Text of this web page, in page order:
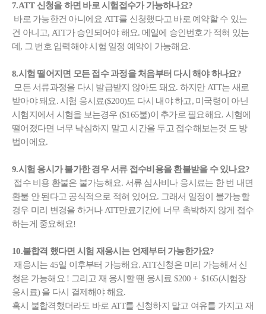
7.ATT 신청을 하면 바로 시험접수가 가능하나요?
바로 가능한건 아니에요 ATT를 신청했다고 바로 예약할 수 있는
건 아니고, ATT가 승인 되어야 해요. 메일에 승인번호가 적혀 있는
데, 그 번호 입력해야 시험 일정 예약이 가능해요.
8.시험 떨어지면 모든 접수 과정을 처음부터 다시 해야 하나요?
모든 서류과정을 다시 발급받지 않아도 돼요. 하지만 ATT는 새로
받아야 돼요.시험 응시료($200)도 다시 내야 하고, 미국령이 아닌
시험지에서 시험을 보는경우 ($165불)이 추가로 필요해요. 시험에
떨어졌다면 너무 낙심하지 말고 시간을 두고 접수해보는것 도 방
법이에요.
9.시험 응시가 불가한 경우 서류 접수비용을 환불받을 수 있나요?
접수 비용 환불은 불가능해요. 서류 심사비나 응시료는 한 번 내면
환불 안 된다고 공식적으로 적혀 있어요. 그래서 일정이 불가능할
경우 미리 변경을 하거나 ATT만료기간에 너무 촉박하지 않게 접수
하는게 중요해요!
10.불합격 했다면 시험 재응시는 언제부터 가능한가요?
재응시는 45일 이후부터 가능해요. ATT신청은 미리 가능해서 신
청은 가능해요 ! 그리고 재 응시할 땐 응시료 $200 + $165(시험장
응시료)을 다시 결제해야 해요.
혹시 불합격했더라도 바로 ATT를 신청하지 말고 여유를 가지고 재